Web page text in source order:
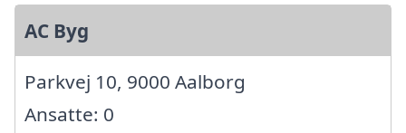
AC Byg
Parkvej 10, 9000 Aalborg
Ansatte: 0